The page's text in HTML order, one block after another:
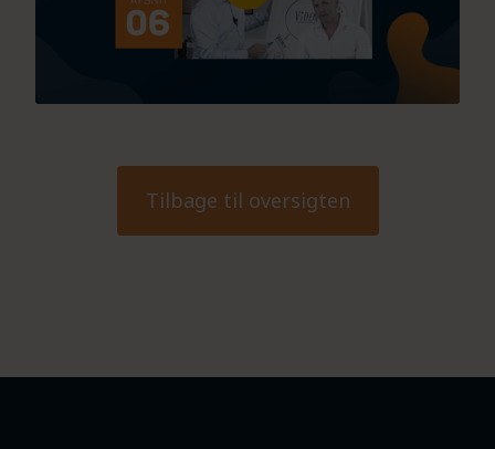
Tilbage til oversigten